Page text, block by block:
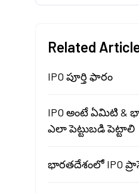
Related
IPO పూర్తి ఫారం
IPO అంటే ఏమిటి &
ఎలా పెట్టుబడి పెట్టాలి
భారతదేశంలో IPO